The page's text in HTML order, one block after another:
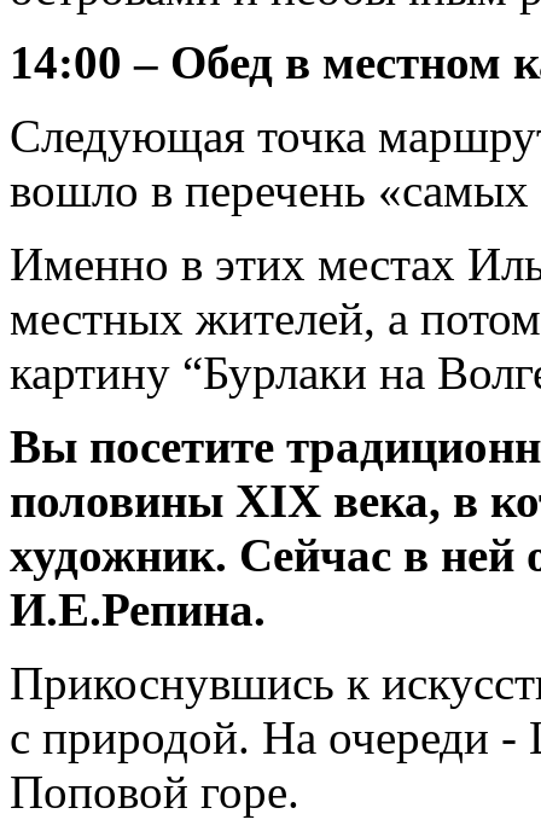
14:00 – Обед в местном
Следующая точка
вошло в перечень
Именно в этих местах
местных жителей, а
картину “Бурлаки на
Вы посетите
половины XIX века, в
художник. Сейчас в
И.Е.Репина.
Прикоснувшись к
с природой. На очереди
Поповой горе.